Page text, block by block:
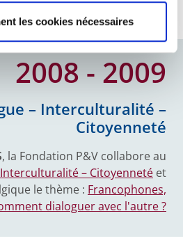
les cookies nécessaires
et l'autre dans le Limbourg.
2008 - 2009
– Interculturalité –
Citoyenneté
, la Fondation P&V collabore au
– Citoyenneté et
le thème : Francophones,
dialoguer avec l'autre ?